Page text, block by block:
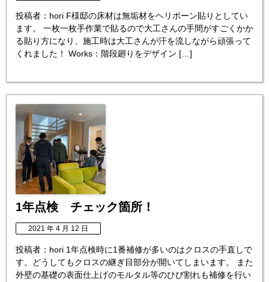
投稿者：hori F様邸の床材は無垢材をヘリボーン貼りとしてい
ます。 一枚一枚手作業で貼るので大工さんの手間がすごくかか
る貼り方になり、施工時は大工さんが汗を流しながら頑張って
くれました！ Works：階段廻りをデザイン […]
1年点検 チェック箇所！
2021 年 4 月 12 日
投稿者：hori 1年点検時に1番補修が多いのはクロスの手直しで
す。どうしてもクロスの継ぎ目部分が開いてしまいます。 また
外壁の基礎の表面仕上げのモルタル等のひび割れも補修を行い